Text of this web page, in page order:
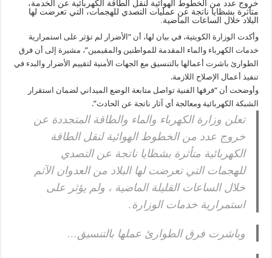
خروج عدد من الخطوط الهوائية لنقل الطاقة الكهربائية عن الخدمة،
متأثرة بشظايا ناتجة عن عمليات التصدي للهجمات، التي تعرضت لها
البلاد خلال الساعات الماضية.
وأكدت الوزارة الكويتية، في بيان لها، أن “الأضرار لم تؤثر على استمرارية
خدمات الكهرباء والماء المقدمة للمواطنين والمقيمين”، مشيرة إلى أن فرق
الطوارئ باشرت أعمالها بالتنسيق مع الجهات الأمنية لتقييم الأضرار والبدء في
تنفيذ أعمال الإصلاح اللازمة.
وأوضحت أن “فرقها الفنية تواصل متابعة الوضع الميداني لضمان استقرار
الشبكة الكهربائية ومعالجة أي آثار ناتجة عن الحادث”.
تعلن وزارة الكهرباء والماء والطاقة المتجددة عن
خروج عدد من الخطوط الهوائية لنقل الطاقة
الكهربائية متأثرة بشظايا ناتجة عن التصدي
للهجمات التي تعرضت لها البلاد من العدوان الآثم
خلال الساعات القليلة الماضية ، ولم يؤثر على
استمرارية خدمات الوزارة.
وباشرت فرق الطوارئ عملها بالتنسيق…